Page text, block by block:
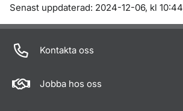
Om sidan
Senast uppdaterad: 2024-12-06, kl 10:44
Kontakta oss
Jobba hos oss